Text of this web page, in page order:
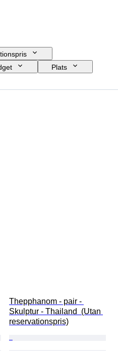
Plats
Thepphanom - pair -
Skulptur - Thailand  (Utan
reservationspris)